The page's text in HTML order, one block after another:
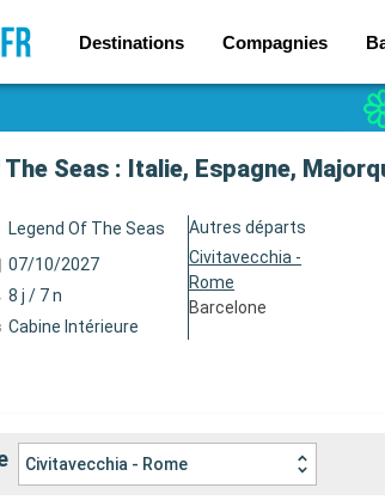
Destinations Compagnies
Seas : Italie, Espagne,
Legend Of The Seas
07/10/2027
8 j / 7 n
Cabine Intérieure
Autres départs
Civitavecchia -
Rome
Barcelone
Civitavecchia - Rome